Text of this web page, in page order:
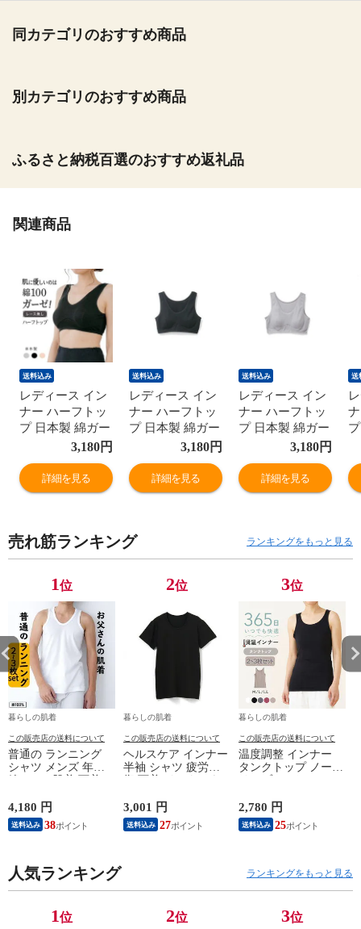
同カテゴリのおすすめ商品
別カテゴリのおすすめ商品
ふるさと納税百選のおすすめ返礼品
関連商品
送料込み
レディース イン
ナー ハーフトッ
プ 日本製 綿ガー
ゼ 年間 スーピマ
綿100% コットン
100 ブラトップ
ノンワイヤー ナ
3,180円
詳細を見る
送料込み
レディース イン
ナー ハーフトッ
プ 日本製 綿ガー
ゼ 年間 スーピマ
綿100% コットン
100 ブラトップ
ノンワイヤー ナ
3,180円
詳細を見る
送料込み
レディース イン
ナー ハーフトッ
プ 日本製 綿ガー
ゼ 年間 スーピマ
綿100% コットン
100 ブラトップ
ノンワイヤー ナ
3,180円
詳細を見る
送
売れ筋ランキング ランキングをもっと見る
1位
暮らしの肌着
この販売店の送料について
普通の ランニング
シャツ メンズ 年間
ンクトップ ノースリ
ーブ インナー 紳士
男性 シニア 抗菌 防
4,180 円
送料込み 38
2位
暮らしの肌着
この販売店の送料について
ヘルスケア インナー
半袖 シャツ 疲労回
外線 疲労軽減 ボデ
ィケア 健康 プレゼ
ント ギフト ヘルス
3,001 円
送料込み 27
3位
暮らしの肌着
この販売店の送料について
温度調整 インナー
タンクトップ ノース
オフホワイト/ブラウ
ン/ブラック/チャコ
ールグレー/ピンク
2,780 円
送料込み 25
人気ランキング ランキングをもっと見る
1位 2位 3位